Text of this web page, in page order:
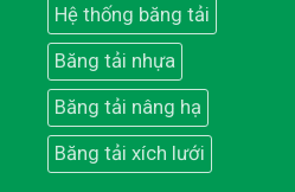
Hệ thống băng tải
Băng tải nhựa
Băng tải nâng hạ
Băng tải xích lưới